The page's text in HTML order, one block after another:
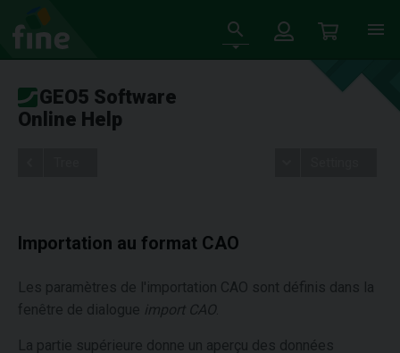
GEO5 Software
Online Help
Importation au format CAO
Les paramètres de l'importation CAO sont définis dans la
fenêtre de dialogue import CAO
La partie supérieure donne un aperçu des données